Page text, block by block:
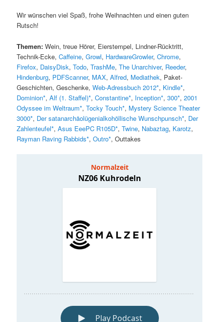
Wir wünschen viel Spaß, frohe Weihnachten und einen guten
Rutsch!
Themen: Wein, treue Hörer, Eierstempel, Lindner-Rücktritt,
Technik-Ecke,Caffeine,Growl, HardwareGrowler,Chrome,
Firefox, DaisyDisk,Todo,TrashMe,The Unarchiver, Reeder,
Hindenburg, PDFScanner, MAX,Alfred, Mediathek, Paket-
Geschichten, Geschenke,Web-Adressbuch 2012*, Kindle*,
Dominion*,Alf (1. Staffel)*,Constantine*, Inception*,300*,2001
Odyssee im Weltraum*,Tocky Touch*, Mystery Science Theater
3000*, Der satanarchäolügenialkohöllische Wunschpunsch*, Der
Zahlenteufel*,Asus EeePC R105D*,Twine, Nabaztag, Karotz,
Rayman Raving Rabbids*,Outro*, Outtakes